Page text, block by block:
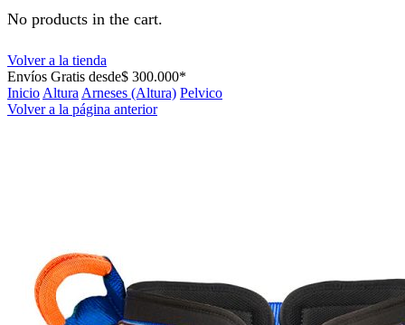
No products in the cart.
Volver a la tienda
Envíos Gratis desde$ 300.000*
InicioAlturaArneses (Altura) Pelvico
Volver a la página anterior